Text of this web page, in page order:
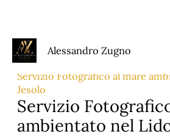
Vai
contenuto
Alessandro Zugno
Home
Servizio Fotografico al mare
Jesolo
Servizio
ambientato nel